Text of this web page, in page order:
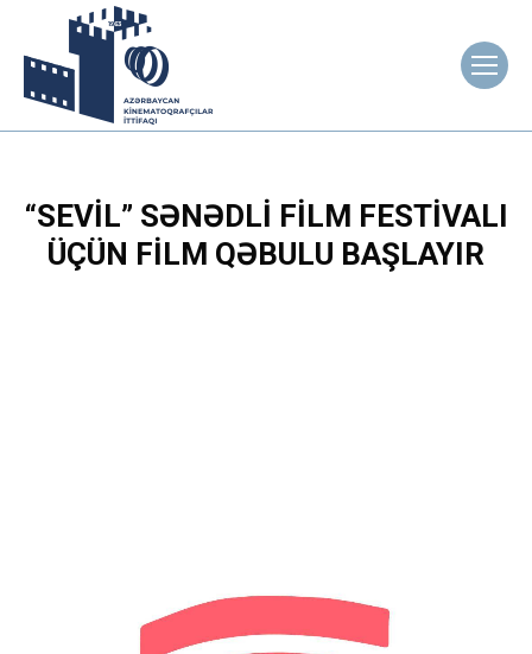
“SEVIL” SƏNƏDLI FILM FESTIVALI
ÜÇÜN FILM QƏBULU BAŞLAYIR